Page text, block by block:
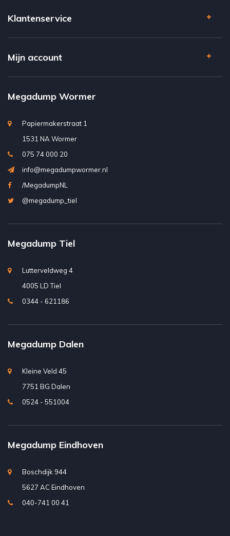
Klantenservice
Mijn account
Megadump Wormer
Papiermakerstraat 1
1531 NA Wormer
075 74 000 20
info@megadumpwormer.nl
/MegadumpNL
@megadump_tiel
Megadump Tiel
Lutterveldweg 4
4005 LD Tiel
0344 - 621186
Megadump Dalen
Kleine Veld 45
7751 BG Dalen
0524 - 551004
Megadump Eindhoven
Boschdijk 944
5627 AC Eindhoven
040-741 00 41